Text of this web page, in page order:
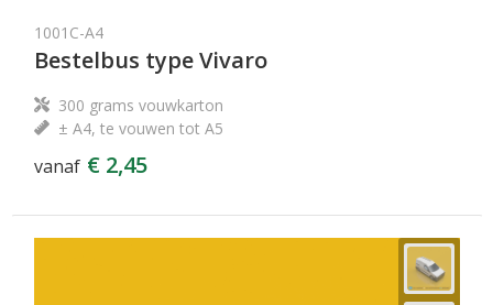
1001C-A4
Bestelbus type Vivaro
300 grams vouwkarton
± A4, te vouwen tot A5
vanaf € 2,45